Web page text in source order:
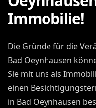
Immobilie!
Die Gründe für die
Bad Oeynhausen
Sie mit uns als
einen
in Bad Oeynhausen